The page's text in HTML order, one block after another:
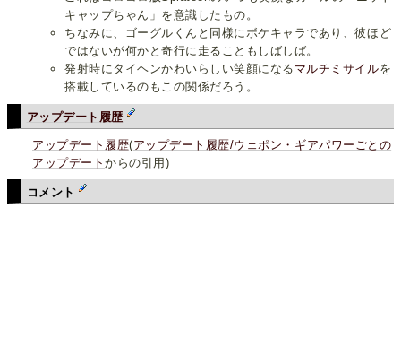
キャップちゃん」を意識したもの。
ちなみに、ゴーグルくんと同様にボケキャラであり、彼ほど
ではないが何かと奇行に走ることもしばしば。
発射時にタイヘンかわいらしい笑顔になる マルチミサイルを
搭載しているのもこの関係だろう。
アップデート履歴
アップデート履歴(アップデート履歴/ウェポン・ギアパワーごとの
アップデートからの引用)
コメント